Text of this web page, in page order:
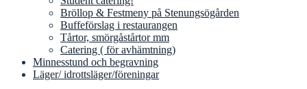
Bröllop & Festmeny på Stenungsögården
Buffeförslag i restaurangen
Tårtor, smörgåstårtor mm
Catering ( för avhämtning)
Minnesstund och begravning
Läger/ idrottsläger/föreningar